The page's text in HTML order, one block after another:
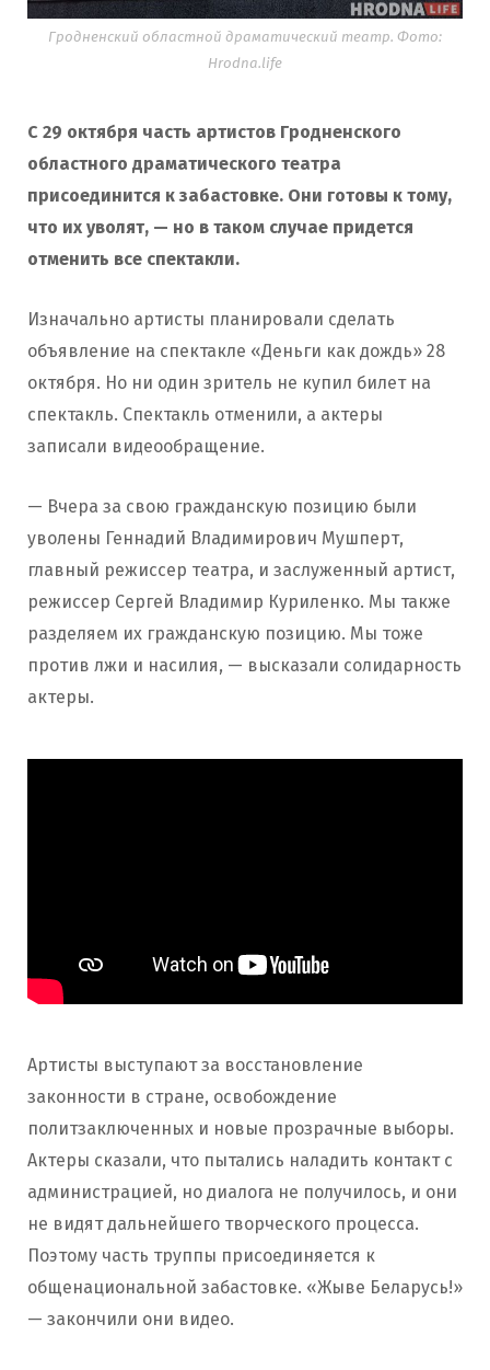
Гродненский областной драматический театр. Фото:
Hrodna.life
С 29 октября часть артистов Гродненского
областного драматического театра
присоединится к забастовке. Они готовы к тому,
что их уволят, — но в таком случае придется
отменить все спектакли.
Изначально артисты планировали сделать
объявление на спектакле «Деньги как дождь» 28
октября. Но ни один зритель не купил билет на
спектакль. Спектакль отменили, а актеры
записали видеообращение.
— Вчера за свою гражданскую позицию были
уволены Геннадий Владимирович Мушперт,
главный режиссер театра, и заслуженный артист,
режиссер Сергей Владимир Куриленко. Мы также
разделяем их гражданскую позицию. Мы тоже
против лжи и насилия, — высказали солидарность
актеры.
Артисты выступают за восстановление
законности в стране, освобождение
политзаключенных и новые прозрачные выборы.
Актеры сказали, что пытались наладить контакт с
администрацией, но диалога не получилось, и они
не видят дальнейшего творческого процесса.
Поэтому часть труппы присоединяется к
общенациональной забастовке. «Жыве Беларусь!»
— закончили они видео.